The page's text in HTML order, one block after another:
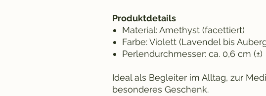
Produktdetails
Material: Amethyst (facettiert)
Farbe: Violett (Lavendel bis
Perlendurchmesser: ca. 0,6 cm (±)
Ideal als Begleiter im Alltag, zur
besonderes Geschenk.